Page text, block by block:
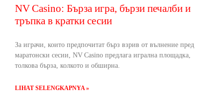
NV Casino: Бърза игра, бързи печалби и
тръпка в кратки сесии
За играчи, които предпочитат бърз взрив от вълнение пред
маратонски сесии, NV Casino предлага игрална площадка,
толкова бърза, колкото и обширна.
LIHAT SELENGKAPNYA »